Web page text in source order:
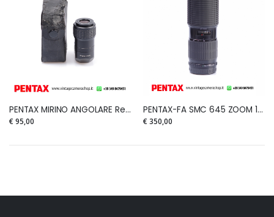
PENTAX MIRINO ANGOLARE Refconverter-A con lente incorporata 1X-2X for PENTAX (raro)
€ 95,00
PENTAX-FA SMC 645 ZOOM 150-300mm F.5,6 ED IF
€ 350,00